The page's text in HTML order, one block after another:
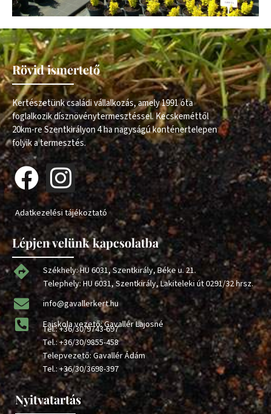
Rövid ismertető
Kertészetünk családi vállalkozás, amely 1991 óta
foglalkozik dísznövénytermesztéssel. Kecskeméttől
20km-re Szentkirályon 4 ha nagyságú konténertelepen
folyik a termesztés.
Adatkezelési tájékoztató
Lépjen velünk kapcsolatba
Székhely: HU 6031, Szentkirály, Béke u. 21.
Telephely: HU 6031, Szentkirály, Lakiteleki út 0291/32 hrsz.
info@gavallerkert.hu
Faiskola vezető: Gavallér Lajosné
Tel.:+36/30/9743-697
Tel.:+36/30/9855-458
Telepvezető: Gavallér Ádám
Tel.:+36/30/3698-397
Nyitvatartás